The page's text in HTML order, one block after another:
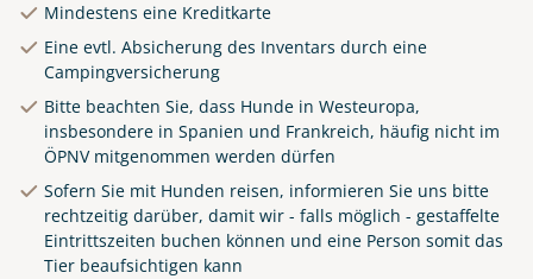
Mindestens eine Kreditkarte
Eine evtl. Absicherung des Inventars durch eine
Campingversicherung
Bitte beachten Sie, dass Hunde in Westeuropa,
insbesondere in Spanien und Frankreich, häufig nicht im
ÖPNV mitgenommen werden dürfen
Sofern Sie mit Hunden reisen, informieren Sie uns bitte
rechtzeitig darüber, damit wir - falls möglich - gestaffelte
Eintrittszeiten buchen können und eine Person somit das
Tier beaufsichtigen kann